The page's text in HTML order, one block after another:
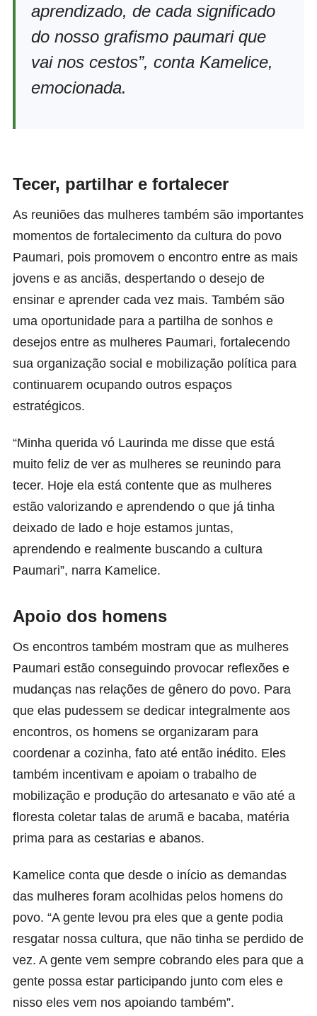
aprendizado, de cada significado
do nosso grafismo paumari que
vai nos cestos”, conta Kamelice,
emocionada.
Tecer, partilhar e fortalecer
As reuniões das mulheres também são importantes
momentos de fortalecimento da cultura do povo
Paumari, pois promovem o encontro entre as mais
jovens e as anciãs, despertando o desejo de
ensinar e aprender cada vez mais. Também são
uma oportunidade para a partilha de sonhos e
desejos entre as mulheres Paumari, fortalecendo
sua organização social e mobilização política para
continuarem ocupando outros espaços
estratégicos.
“Minha querida vó Laurinda me disse que está
muito feliz de ver as mulheres se reunindo para
tecer. Hoje ela está contente que as mulheres
estão valorizando e aprendendo o que já tinha
deixado de lado e hoje estamos juntas,
aprendendo e realmente buscando a cultura
Paumari”, narra Kamelice.
Apoio dos homens
Os encontros também mostram que as mulheres
Paumari estão conseguindo provocar reflexões e
mudanças nas relações de gênero do povo. Para
que elas pudessem se dedicar integralmente aos
encontros, os homens se organizaram para
coordenar a cozinha, fato até então inédito. Eles
também incentivam e apoiam o trabalho de
mobilização e produção do artesanato e vão até a
floresta coletar talas de arumã e bacaba, matéria
prima para as cestarias e abanos.
Kamelice conta que desde o início as demandas
das mulheres foram acolhidas pelos homens do
povo. “A gente levou pra eles que a gente podia
resgatar nossa cultura, que não tinha se perdido de
vez. A gente vem sempre cobrando eles para que a
gente possa estar participando junto com eles e
nisso eles vem nos apoiando também”.